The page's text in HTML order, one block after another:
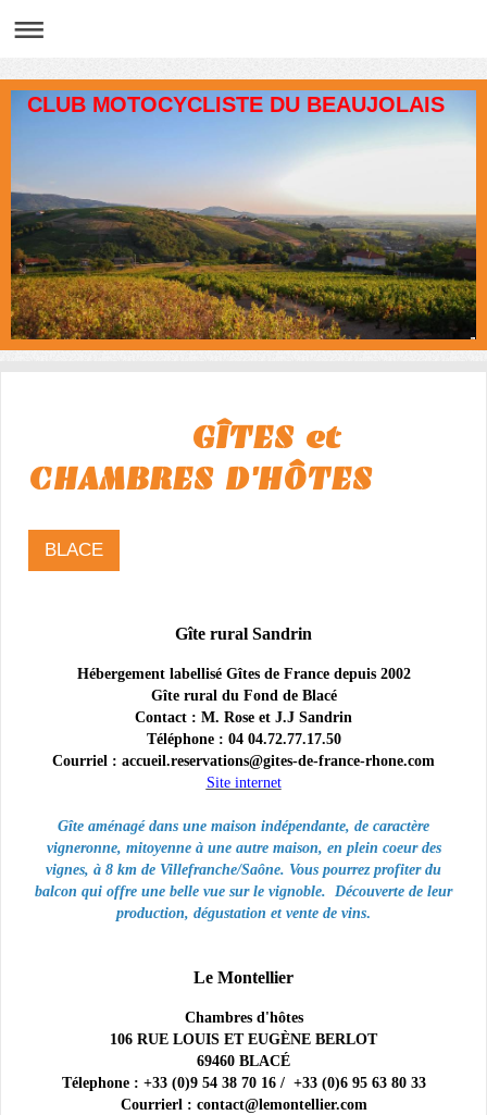
CLUB MOTOCYCLISTE DU BEAUJOLAIS
GÎTES et
CHAMBRES D'HÔTES
BLACE
Gîte rural Sandrin
Hébergement labellisé Gîtes de France depuis 2002
Gîte rural du Fond de Blacé
Contact : M. Rose et J.J Sandrin
Téléphone : 04 04.72.77.17.50
Courriel : accueil.reservations@gites-de-france-rhone.com
Site internet
Gîte aménagé dans une maison indépendante, de caractère
vigneronne, mitoyenne à une autre maison, en plein coeur des
vignes, à 8 km de Villefranche/Saône. Vous pourrez profiter du
balcon qui offre une belle vue sur le vignoble. Découverte de leur
production, dégustation et vente de vins.
Le Montellier
Chambres d'hôtes
106 RUE LOUIS ET EUGÈNE BERLOT
69460 BLACÉ
Télephone : +33 (0)9 54 38 70 16 / +33 (0)6 95 63 80 33
Courrierl : contact@lemontellier.com